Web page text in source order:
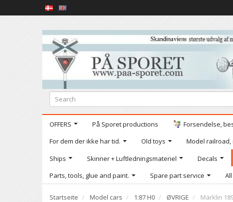
OFFERS På Sporet productions Forsendelse,
For dem der ikke har tid.
Old toys Model railroad,
Ships
Skinner + Luftledningsmateriel Decals
Parts, tools, glue and paint.
Spare part service
Startseite Model cars 1:87 H0 ØVRIGE
Märklin